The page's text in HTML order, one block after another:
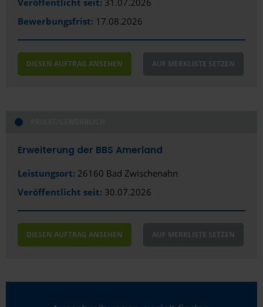
Veröffentlicht seit: 31.07.2026
Bewerbungsfrist: 17.08.2026
DIESEN AUFTRAG ANSEHEN AUF MERKLISTE SETZEN
Erweiterung der BBS Amerland
Leistungsort: 26160 Bad Zwischenahn
Veröffentlicht seit: 30.07.2026
DIESEN AUFTRAG ANSEHEN AUF MERKLISTE SETZEN